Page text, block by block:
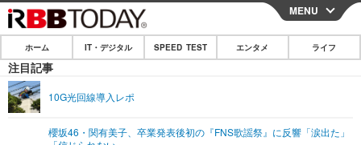
CLOSE
ホーム
IT・デジタル
MENU
ホーム IT・デジタル SPEED TEST エンタメ ライフ
注目記事
10G光回線導入レポ
櫻坂46・関有美子、卒業発表後初の『FNS歌謡祭』に反響「涙出た」